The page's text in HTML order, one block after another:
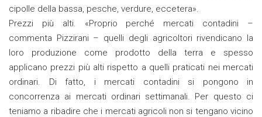
cipolle della bassa, pesche, verdure, eccetera».
Prezzi più alti. «Proprio perché mercati contadini –
commenta Pizzirani – quelli degli agricoltori rivendicano la
loro produzione come prodotto della terra e spesso
applicano prezzi più alti rispetto a quelli praticati nei mercati
ordinari. Di fatto, i mercati contadini si pongono in
concorrenza ai mercati ordinari settimanali. Per questo ci
teniamo a ribadire che i mercati agricoli non si tengano vicino